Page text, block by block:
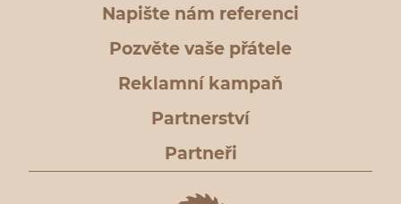
Napište nám referenci
Pozvěte vaše přátele
Reklamní kampaň
Partnerství
Partneři